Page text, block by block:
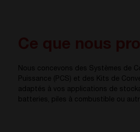
Nous concevons des Systèmes de
Puissance (PCS) et des Kits de
adaptés à vos applications de
batteries, piles à combustible ou